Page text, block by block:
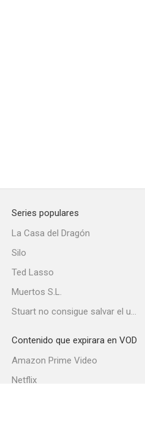
Series populares
La Casa del Dragón
Silo
Ted Lasso
Muertos S.L.
Stuart no consigue salvar el universo
Contenido que expirara en VOD
Amazon Prime Video
Netflix